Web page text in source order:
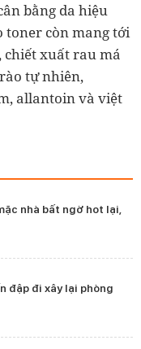
bằng da hiệu
toner còn mang tới
chiết xuất rau má
tự nhiên,
allantoin và việt
nhà bất ngờ hot lại,
đập đi xây lại phòng